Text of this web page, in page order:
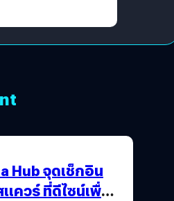
Hub จุดเช็กอิน
แควร์ ที่ดีไซน์เพื่อ